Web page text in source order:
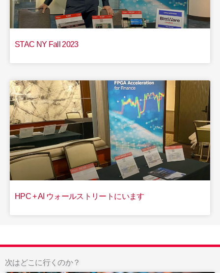
STAC NY Fall 2023
HPC + AI ウォールストリートにいます
次はどこに行くのか？